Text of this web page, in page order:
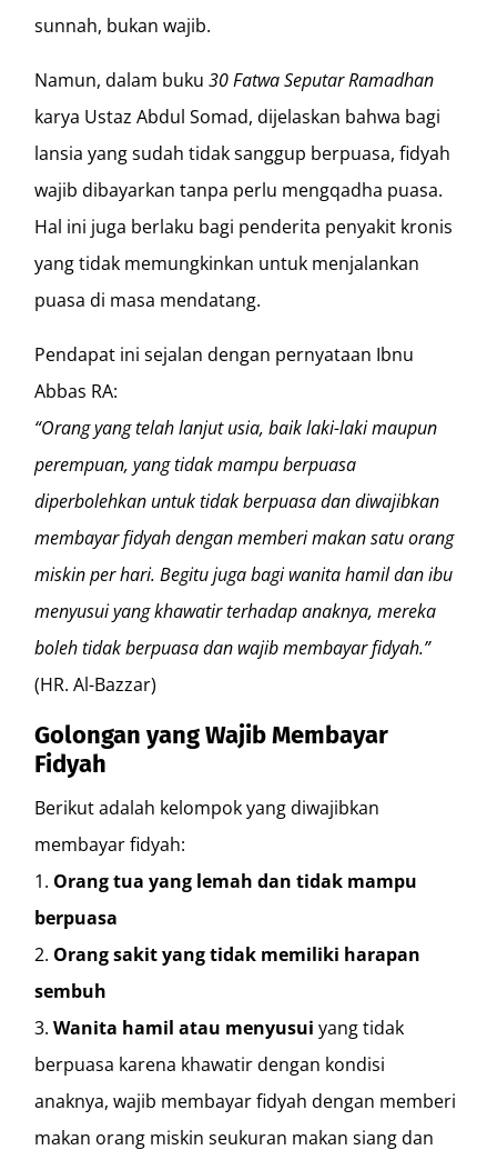
sunnah, bukan wajib.
Namun, dalam buku30 Fatwa Seputar Ramadhan
karya Ustaz Abdul Somad, dijelaskan bahwa bagi
lansia yang sudah tidak sanggup berpuasa, fidyah
wajib dibayarkan tanpa perlu mengqadha puasa.
Hal ini juga berlaku bagi penderita penyakit kronis
yang tidak memungkinkan untuk menjalankan
puasa di masa mendatang.
Pendapat ini sejalan dengan pernyataan Ibnu
Abbas RA:
“Orang yang telah lanjut usia, baik laki-laki maupun
perempuan, yang tidak mampu berpuasa
diperbolehkan untuk tidak berpuasa dan diwajibkan
membayar fidyah dengan memberi makan satu orang
miskin per hari. Begitu juga bagi wanita hamil dan ibu
menyusui yang khawatir terhadap anaknya, mereka
boleh tidak berpuasa dan wajib membayar fidyah.”
(HR. Al-Bazzar)
Golongan yang Wajib Membayar
Fidyah
Berikut adalah kelompok yang diwajibkan
membayar fidyah:
Orang tua yang lemah dan tidak mampu
berpuasa
Orang sakit yang tidak memiliki harapan
sembuh
Wanita hamil atau menyusui yang tidak
berpuasa karena khawatir dengan kondisi
anaknya, wajib membayar fidyah dengan memberi
makan orang miskin seukuran makan siang dan